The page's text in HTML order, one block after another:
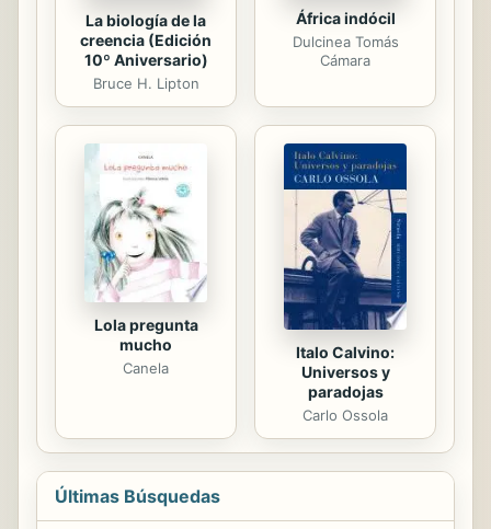
La biología de la
creencia (Edición
10º Aniversario)
Bruce H. Lipton
África indócil
Dulcinea Tomás
Cámara
Lola pregunta
mucho
Canela
Italo Calvino:
Universos y
paradojas
Carlo Ossola
Últimas Búsquedas